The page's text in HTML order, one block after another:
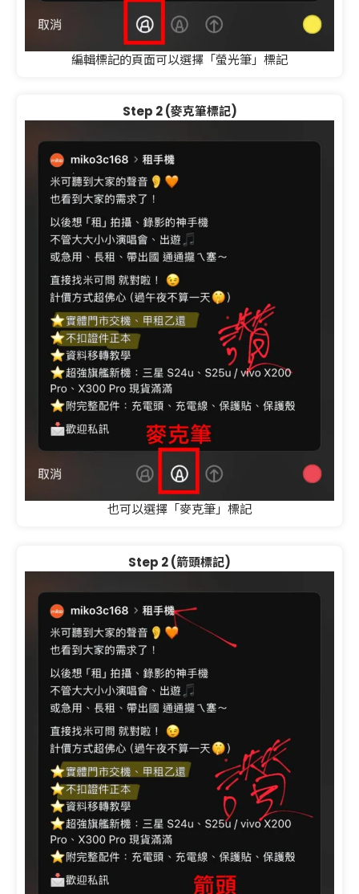
編輯標記的頁面可以選擇「螢光筆」標記
Step 2 (麥克筆標記)
也可以選擇「麥克筆」標記
Step 2 (箭頭標記)